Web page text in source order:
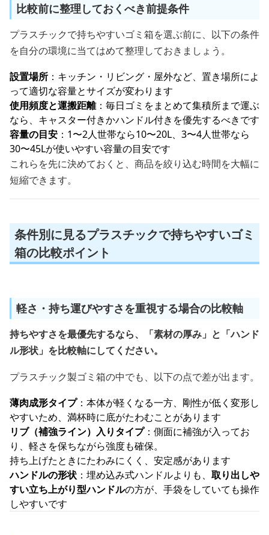
比較前に整理しておくべき前提条件
プラスチックで持ちやすいゴミ箱を選ぶ前に、以下の条件
を自分の環境に当てはめて整理しておきましょう。
設置場所 ：キッチン・リビング・屋外など、置き場所によ
って適切な容量とサイズが変わります
使用頻度と運搬距離：毎日ゴミをまとめて集積所まで運ぶ
なら、キャスター付きかハンドル付きを優先するべきです
容量の目安 ：1〜2人世帯なら10〜20L、3〜4人世帯なら
30〜45Lが使いやすい容量の目安です
これらを先に決めておくと、商品を絞り込む時間を大幅に
短縮できます。
条件別に見るプラスチックで持ちやすいゴミ
箱の比較ポイント
軽さ・持ち運びやすさを重視する場合の比較軸
持ちやすさを最優先するなら、「素材の厚み」と「ハンド
ル形状」を比較軸にしてください。
プラスチック製ゴミ箱の中でも、以下の点で差が出ます。
薄肉成形タイプ：本体が軽くなる一方、剛性が低く変形し
やすいため、満杯時に底がたわむことがあります
リブ（補強ライン）入りタイプ：側面に補強が入ってお
り、軽さを保ちながら強度も確保。
持ち上げたときにたわみにくく、安定感があります
ハンドルの形状 ：埋め込み式ハンドルよりも、 取り出しや
すい立ち上がり型ハンドルの方が、手袋をしていても操作
しやすいです